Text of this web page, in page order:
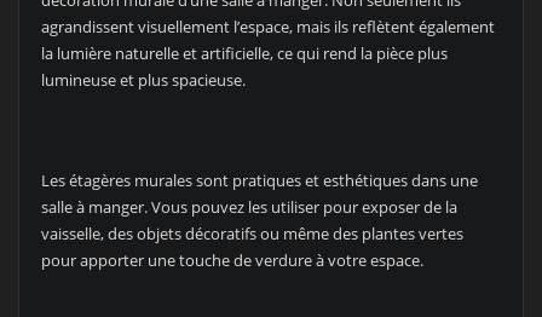
agrandissent visuellement l’espace, mais ils reflètent également
la lumière naturelle et artificielle, ce qui rend la pièce plus
lumineuse et plus spacieuse.
Les étagères murales sont pratiques et esthétiques dans une
salle à manger. Vous pouvez les utiliser pour exposer de la
vaisselle, des objets décoratifs ou même des plantes vertes
pour apporter une touche de verdure à votre espace.